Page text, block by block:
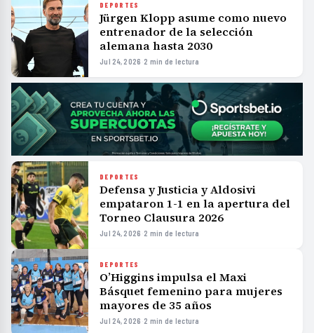
DEPORTES
Jürgen Klopp asume como nuevo
entrenador de la selección
alemana hasta 2030
Jul 24, 2026 ·2 min de lectura
DEPORTES
Defensa y Justicia y Aldosivi
empataron 1-1 en la apertura del
Torneo Clausura 2026
Jul 24, 2026 ·2 min de lectura
DEPORTES
O’Higgins impulsa el Maxi
Básquet femenino para mujeres
mayores de 35 años
Jul 24, 2026 ·2 min de lectura